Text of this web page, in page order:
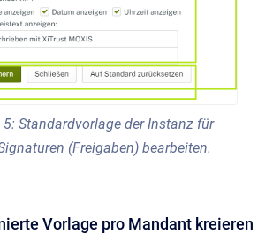
Standardvorlage der Instanz für
(Freigaben) bearbeiten.
Vorlage pro Mandant kreieren